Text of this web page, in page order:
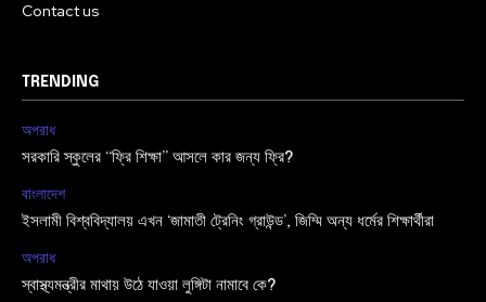
Contact us
TRENDING
অপরাধ
সরকারি স্কুলের “ফ্রি শিক্ষা” আসলে কার জন্য ফ্রি?
বাংলাদেশ
ইসলামী বিশ্ববিদ্যালয় এখন ‘জামাতী ট্রেনিং গ্রাউন্ড’, জিম্মি অন্য ধর্মের শিক্ষার্থীরা
অপরাধ
স্বাস্থ্যমন্ত্রীর মাথায় উঠে যাওয়া লুঙ্গিটা নামাবে কে?